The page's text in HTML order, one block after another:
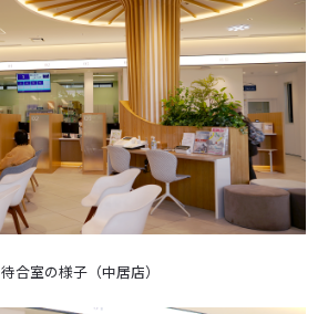
待合室の様子（中居店）